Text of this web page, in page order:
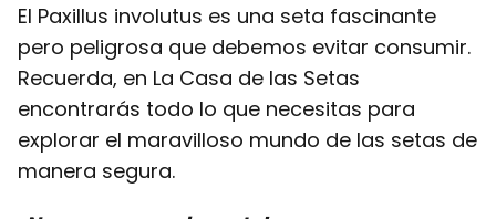
El Paxillus involutus es una seta fascinante
pero peligrosa que debemos evitar consumir.
Recuerda, en La Casa de las Setas
encontrarás todo lo que necesitas para
explorar el maravilloso mundo de las setas de
manera segura.